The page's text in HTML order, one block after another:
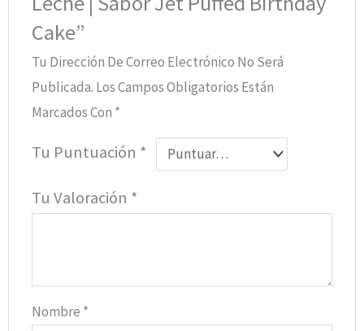
Cake”
Tu Dirección De Correo Electrónico No Será
Publicada. Los Campos Obligatorios Están
Marcados Con *
Tu Puntuación *
Tu Valoración *
Nombre *